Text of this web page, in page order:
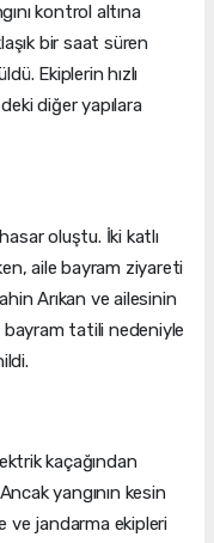
kontrol altına
bir saat süren
Ekiplerin hızlı
diğer yapılara
oluştu. İki katlı
aile bayram ziyareti
Arıkan ve ailesinin
bayram tatili nedeniyle
kaçağından
yangının kesin
ve jandarma ekipleri